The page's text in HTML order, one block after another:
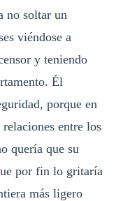
no soltar un
viéndose a
y teniendo
Él
porque en
entre los
quería que su
por fin lo gritaría
más ligero